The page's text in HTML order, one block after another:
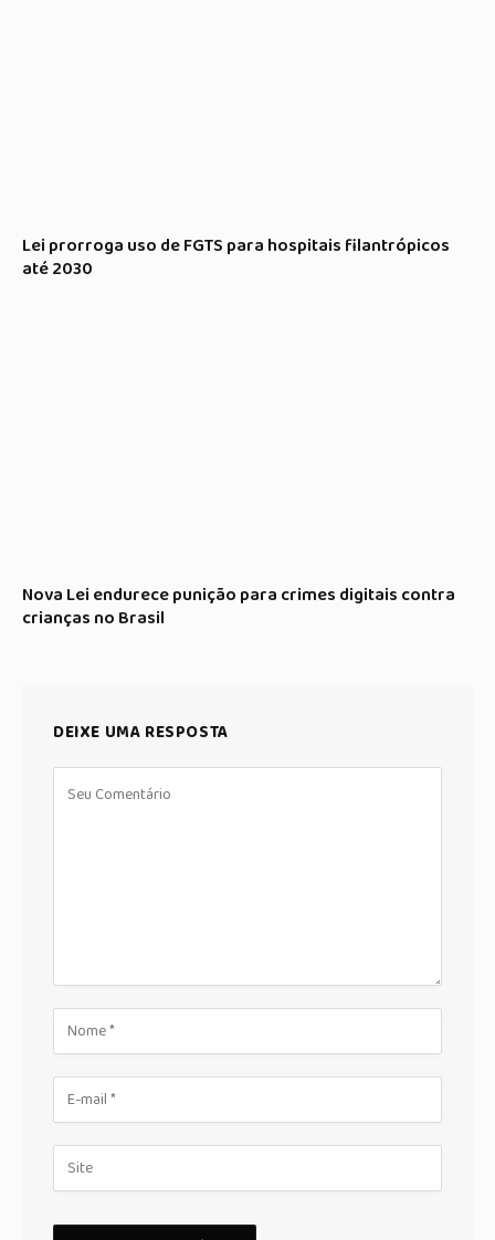
Lei prorroga uso de FGTS para hospitais filantrópicos
até 2030
Nova Lei endurece punição para crimes digitais contra
crianças no Brasil
DEIXE UMA RESPOSTA